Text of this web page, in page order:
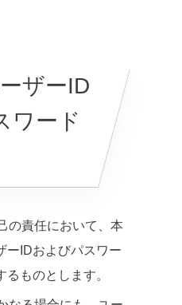
ザーID
ワード
の責任において、本
ーIDおよびパスワー
るものとします。